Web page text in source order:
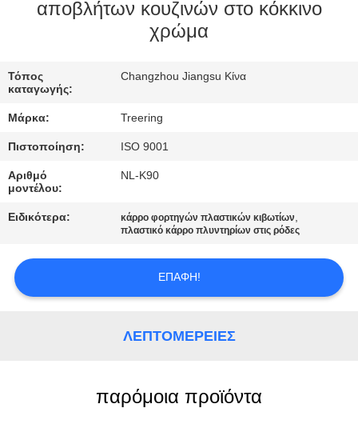
ΜΑΣ
ΕΛΆΤΕ
ΕΠΑΦΉ
ΜΕ
ΖΗΤΉΣΤΕ
ΈΝΑ
αποβλήτων κουζινών στο κόκκινο
χρώμα
Τόπος
καταγωγής:
Changzhou Jiangsu Κίνα
Μάρκα: Treering
Πιστοποίηση: ISO 9001
Αριθμό
μοντέλου:
NL-K90
Ειδικότερα: κάρρο φορτηγών πλαστικών κιβωτίων,
πλαστικό κάρρο πλυντηρίων στις ρόδες
ΕΠΑΦΉ!
ΛΕΠΤΟΜΈΡΕΙΕΣ
παρόμοια προϊόντα